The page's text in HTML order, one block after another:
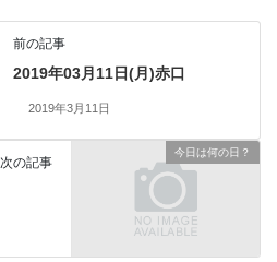
前の記事
2019年03月11日(月)赤口
2019年3月11日
今日は何の日？
次の記事